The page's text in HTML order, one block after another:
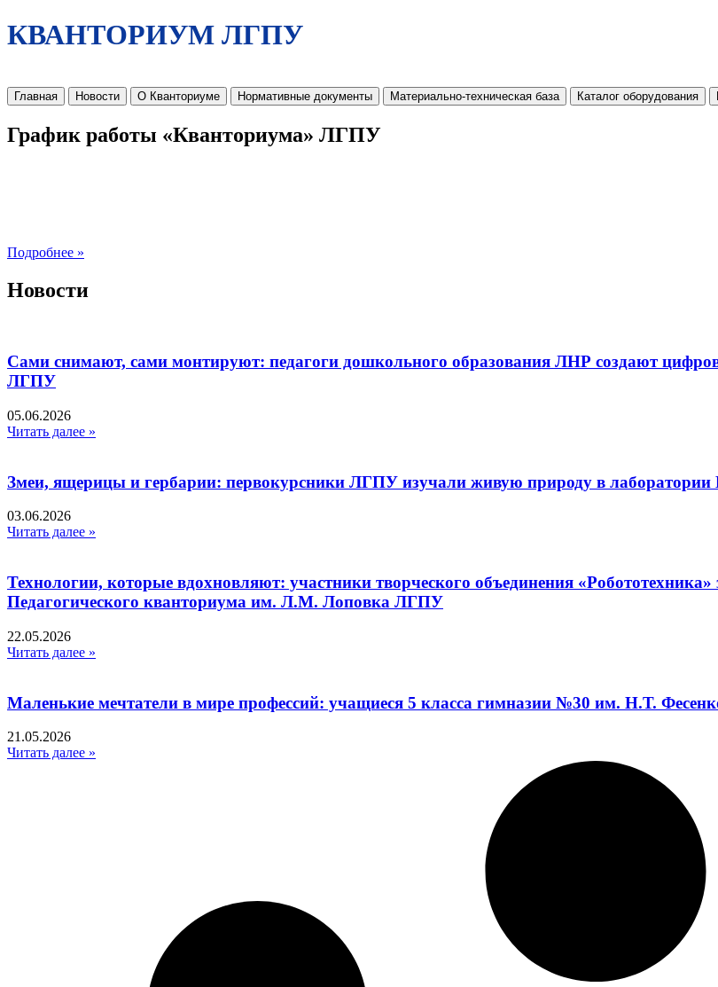
КВАНТОРИУМ ЛГПУ
Главная Новости О Кванториуме Нормативные документы Материально-техническая база Каталог оборудования
График работы «Кванториума» ЛГПУ
Подробнее »
Новости
Сами снимают, сами монтируют: педагоги дошкольного образования ЛНР создают
ЛГПУ​
05.06.2026
Читать далее »
Змеи, ящерицы и гербарии: первокурсники ЛГПУ изучали живую природу в лаборатории
03.06.2026
Читать далее »
Технологии, которые вдохновляют: участники творческого объединения
Педагогического кванториума им. Л.М. Лоповка ЛГПУ
22.05.2026
Читать далее »
Маленькие мечтатели в мире профессий: учащиеся 5 класса гимназии №30 им. Н.Т.
21.05.2026
Читать далее »